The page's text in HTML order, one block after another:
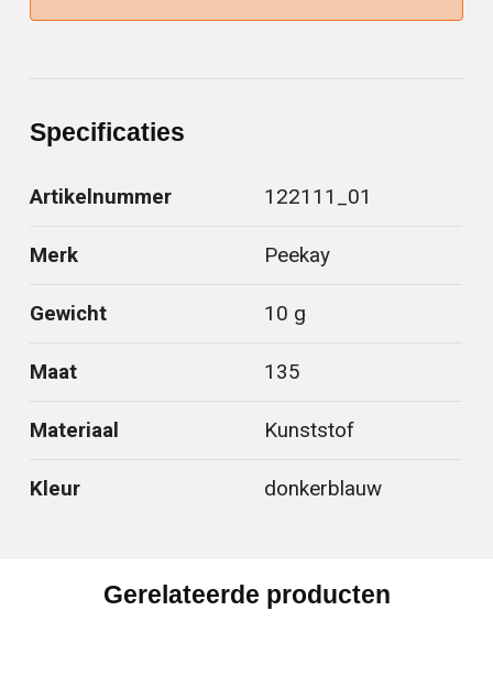
Specificaties
Artikelnummer 122111_01
Merk Peekay
Gewicht 10 g
Maat 135
Materiaal Kunststof
Kleur donkerblauw
Gerelateerde producten